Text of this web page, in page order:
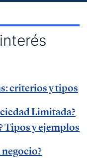
Accountex
criterios y tipos
Limitada?
Tipos y ejemplos
negocio?